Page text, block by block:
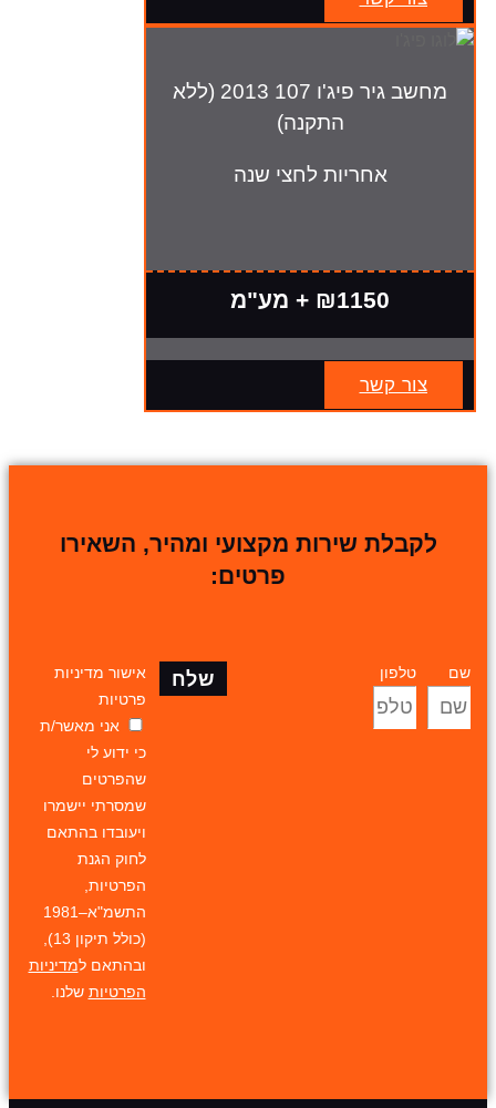
מחשב גיר פיג'ו 107 2013 (ללא
התקנה)
אחריות לחצי שנה
₪1150 + מע"מ
צור קשר
לקבלת שירות מקצועי ומהיר, השאירו
פרטים:
שם טלפון
אישור מדיניות
פרטיות
אני מאשר/ת
כי ידוע לי
שהפרטים
שמסרתי יישמרו
ויעובדו בהתאם
לחוק הגנת
הפרטיות,
התשמ"א–1981
(כולל תיקון 13),
ובהתאם למדיניות
הפרטיות שלנו.
שלח